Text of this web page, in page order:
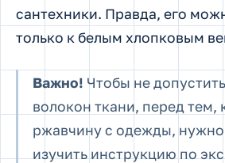
сантехники. Правда, его
только к белым хлопковым
Важно! Чтобы не
волокон ткани, перед тем,
ржавчину с одежды,
изучить инструкцию по